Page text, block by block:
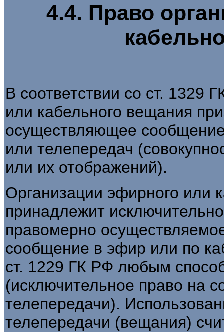
4.4. Право
В соответствии со ст. 1329
или кабельного вещания
осуществляющее
или телепередач
или их отображений).
Организации эфирного или
принадлежит
правомерно
сообщение в эфир или по
ст. 1229 ГК РФ любым
(исключительное право на
телепередачи).
телепередачи (вещания)